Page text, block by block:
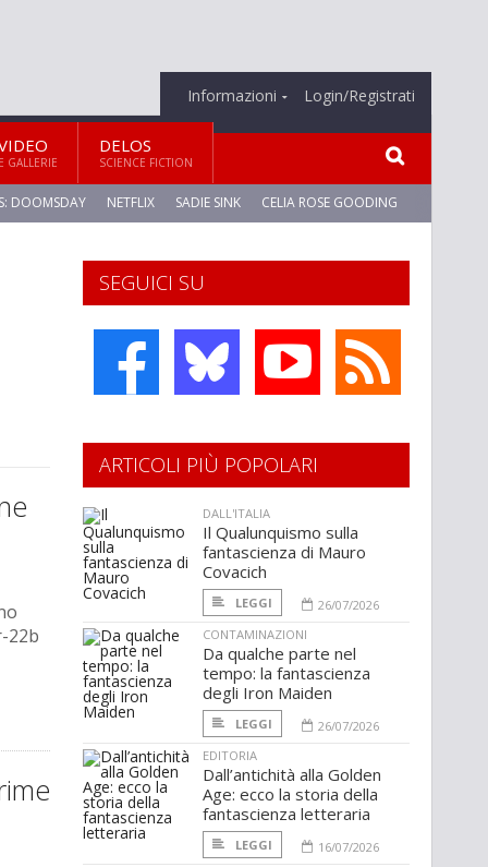
Informazioni Login/Registrati
E GALLERIE
DELOS
SCIENCE FICTION
DOOMSDAY NETFLIX SADIE SINK CELIA ROSE GOODING
22b
SEGUICI SU
ARTICOLI PIÙ POPOLARI
DALL'ITALIA
Il Qualunquismo sulla
fantascienza di Mauro
Covacich
LEGGI
26/07/2026
CONTAMINAZIONI
Da qualche parte nel
tempo: la fantascienza
degli Iron Maiden
LEGGI
26/07/2026
EDITORIA
Dall’antichità alla Golden
Age: ecco la storia della
fantascienza letteraria
LEGGI
16/07/2026